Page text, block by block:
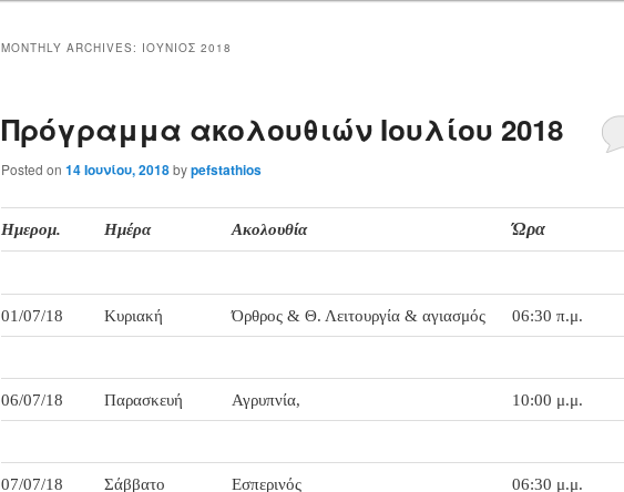
MONTHLY ARCHIVES: ΙΟΎΝΙΟΣ 2018
Πρόγραμμα ακολουθιών Ιουλίου 2018
Posted on 14 Ιουνίου, 2018bypefstathios
Ημερομ. Ημέρα Ακολουθία Ώρα
01/07/18 Κυριακή Όρθρος & Θ. Λειτουργία & αγιασμός 06:30 π.μ.
06/07/18 Παρασκευή Αγρυπνία, 10:00 μ.μ.
07/07/18 Σάββατο Εσπερινός 06:30 μ.μ.